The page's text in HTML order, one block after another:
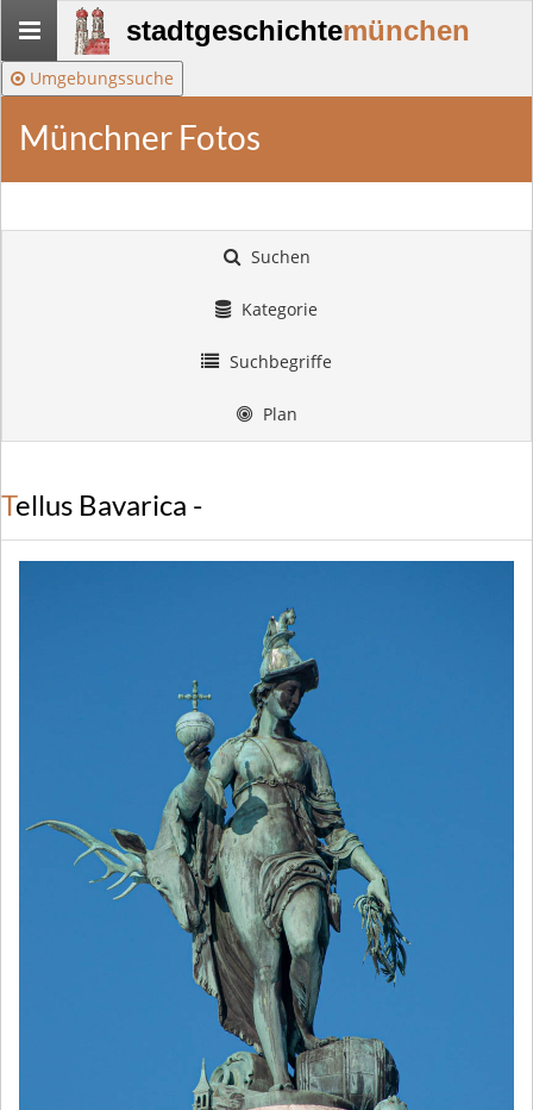
Stadtgeschichte-
München
stadtgeschichtemünchen
Umgebungssuche
Münchner Fotos
Suchen
Kategorie
Suchbegriffe
Plan
Tellus Bavarica -